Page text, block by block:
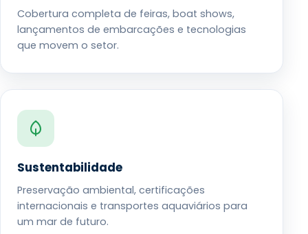
Cobertura completa de feiras, boat shows,
lançamentos de embarcações e tecnologias
que movem o setor.
Sustentabilidade
Preservação ambiental, certificações
internacionais e transportes aquaviários para
um mar de futuro.